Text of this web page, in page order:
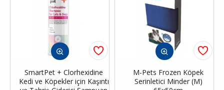
SmartPet + Clorhexidine
Kedi ve Köpekler için Kaşıntı
M-Pets Frozen Köpek
Serinletici Minder (M)